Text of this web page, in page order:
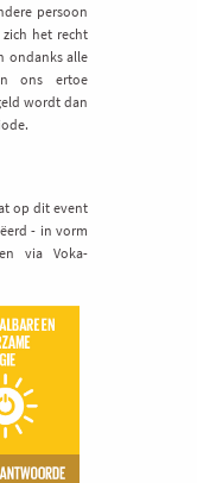
persoon
het recht
ondanks alle
ons ertoe
wordt dan
op dit event
- in vorm
via Voka-